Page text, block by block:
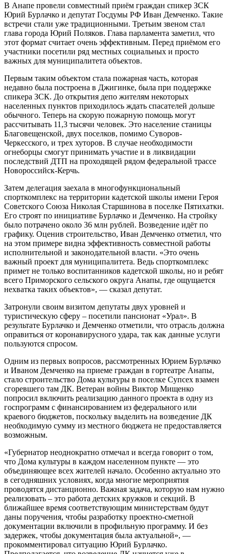
В Анапе провели совместный приём граждан спикер ЗСК
Юрий Бурлачко и депутат Госдумы РФ Иван Демченко. Такие
встречи стали уже традиционными. Третьим звеном стал
глава города Юрий Поляков. Глава парламента заметил, что
этот формат считает очень эффективным. Перед приёмом его
участники посетили ряд местных социальных и просто
важных для муниципалитета объектов.
Первым таким объектом стала пожарная часть, которая
недавно была построена в Джигинке, была при поддержке
спикера ЗСК. До открытия депо жителям некоторых
населенных пунктов приходилось ждать спасателей дольше
обычного. Теперь на скорую пожарную помощь могут
рассчитывать 11,3 тысячи человек. Это население станицы
Благовещенской, двух поселков, помимо Суворов-
Черкесского, и трех хуторов. В случае необходимости
огнеборцы смогут принимать участие и в ликвидации
последствий ДТП на проходящей рядом федеральной трассе
Новороссийск-Керчь.
Затем делегация заехала в многофункциональный
спорткомплекс на территории кадетской школы имени Героя
Советского Союза Николая Старшинова в поселке Пятихатки.
Его строят по инициативе Бурлачко и Демченко. На стройку
было потрачено около 36 млн рублей. Возведение идёт по
графику. Оценив строительство, Иван Демченко отметил, что
на этом примере видна эффективность совместной работы
исполнительной и законодательной власти. «Это очень
важный проект для муниципалитета. Ведь спорткомплекс
примет не только воспитанников кадетской школы, но и ребят
всего Приморского сельского округа Анапы, где ощущается
нехватка таких объектов», — сказал депутат.
Затронули своим визитом депутаты двух уровней и
туристическую сферу – посетили пансионат «Урал». В
результате Бурлачко и Демченко отметили, что отрасль должна
оправиться от коронавирусного удара, так как данные услуги
пользуются спросом.
Одним из первых вопросов, рассмотренных Юрием Бурлачко
и Иваном Демченко на приеме граждан в гортеатре Анапы,
стало строительство Дома культуры в поселке Супсех взамен
сгоревшего там ДК. Ветеран войны Виктор Мищенко
попросил включить реализацию данного проекта в одну из
госпрограмм с финансированием из федерального или
краевого бюджетов, поскольку выделить на возведение ДК
необходимую сумму из местного бюджета не предоставляется
возможным.
«Губернатор неоднократно отмечал и всегда говорит о том,
что Дома культуры в каждом населенном пункте — это
объединяющее всех жителей начало. Особенно актуально это
в сегодняшних условиях, когда многие мероприятия
проводятся дистанционно. Важная задача, которую нам нужно
реализовать – это работа детских кружков и секций. В
ближайшее время соответствующим министерствам будут
даны поручения, чтобы разработку проектно-сметной
документации включили в профильную программу. И без
задержек, чтобы документация была актуальной», —
прокомментировал ситуацию Юрий Бурлачко.